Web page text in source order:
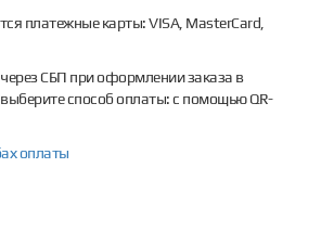
платежные карты: VISA, MasterCard,
СБП при оформлении заказа в
способ оплаты: с помощью QR-
оплаты